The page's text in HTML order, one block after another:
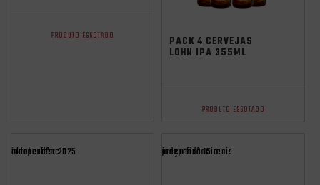
PRODUTO ESGOTADO PACK 4 CERVEJAS
LOHN IPA 355ML
PRODUTO ESGOTADO
independência
oktoberfest 2025 preço fixo 15 reais
independência